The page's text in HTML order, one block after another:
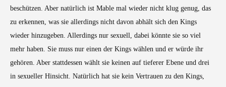
beschützen. Aber natürlich ist Mable mal wieder nicht klug genug, das
zu erkennen, was sie allerdings nicht davon abhält sich den Kings
wieder hinzugeben. Allerdings nur sexuell, dabei könnte sie so viel
mehr haben. Sie muss nur einen der Kings wählen und er würde ihr
gehören. Aber stattdessen wählt sie keinen auf tieferer Ebene und drei
in sexueller Hinsicht. Natürlich hat sie kein Vertrauen zu den Kings,